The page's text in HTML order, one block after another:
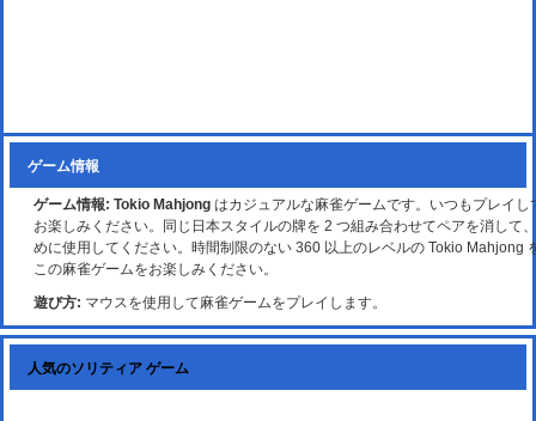
ゲーム情報
ゲーム情報: Tokio Mahjong はカジュアルな麻雀ゲームです。いつもプレイ
お楽しみください。同じ日本スタイルの牌を 2 つ組み合わせてペアを消して
めに使用してください。時間制限のない 360 以上のレベルの Tokio Mahjong
この麻雀ゲームをお楽しみください。
遊び方: マウスを使用して麻雀ゲームをプレイします。
人気のソリティア ゲーム